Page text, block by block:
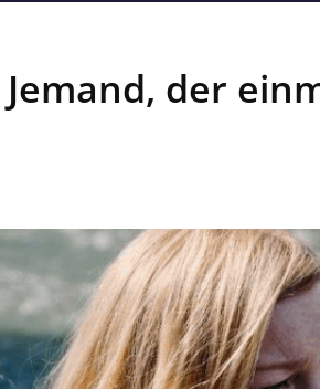
der